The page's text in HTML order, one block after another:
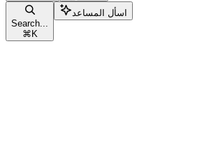
Search...
⌘ K
اسأل المساعد